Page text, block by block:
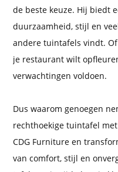
de beste keuze. Hij biedt
duurzaamheid, stijl en
andere tuintafels vindt.
je restaurant wilt
verwachtingen voldoen.
Dus waarom genoegen
rechthoekige tuintafel
CDG Furniture en
van comfort, stijl en